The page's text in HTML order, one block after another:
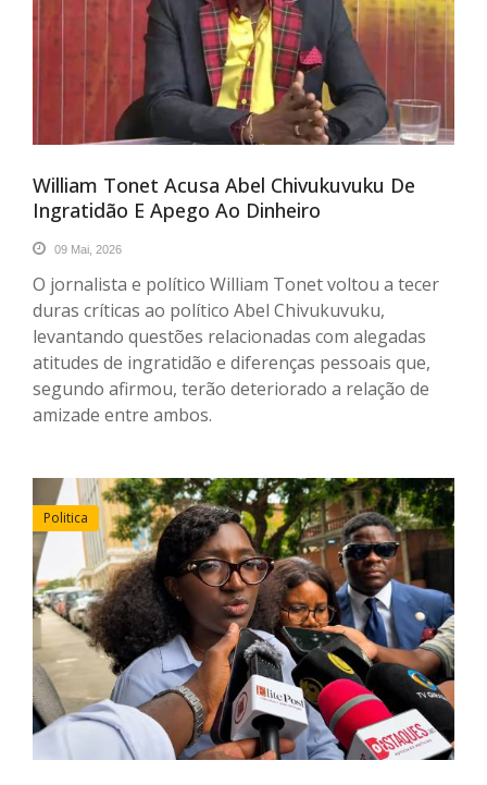
William Tonet Acusa Abel Chivukuvuku De
Ingratidão E Apego Ao Dinheiro
09 Mai, 2026
O jornalista e político William Tonet voltou a tecer
duras críticas ao político Abel Chivukuvuku,
levantando questões relacionadas com alegadas
atitudes de ingratidão e diferenças pessoais que,
segundo afirmou, terão deteriorado a relação de
amizade entre ambos.
Politica